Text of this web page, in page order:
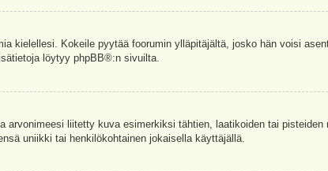
kielellesi. Kokeile pyytää foorumin ylläpitäjältä, josko hän voisi
löytyy phpBB®:n sivuilta.
liitetty kuva esimerkiksi tähtien, laatikoiden tai pisteiden
uniikki tai henkilökohtainen jokaisella käyttäjällä.